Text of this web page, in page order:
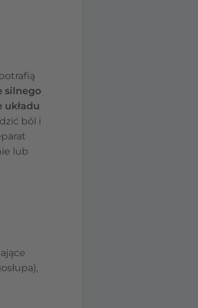
silnego
ból i
lub